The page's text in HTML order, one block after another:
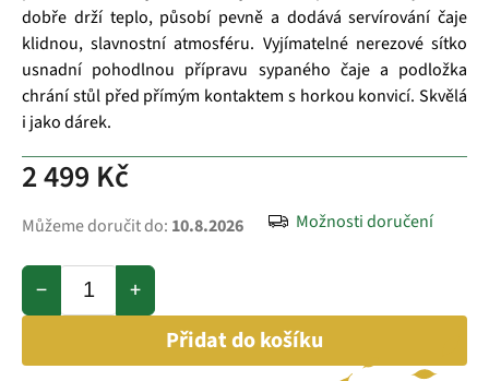
2 499 Kč
Můžeme doručit do: 10.8.2026 Možnosti doručení
+
−
Přidat do košíku
dobře drží teplo, působí pevně a dodává servírování čaje
klidnou, slavnostní atmosféru. Vyjímatelné nerezové sítko
usnadní pohodlnou přípravu sypaného čaje a podložka
chrání stůl před přímým kontaktem s horkou konvicí. Skvělá
i jako dárek.